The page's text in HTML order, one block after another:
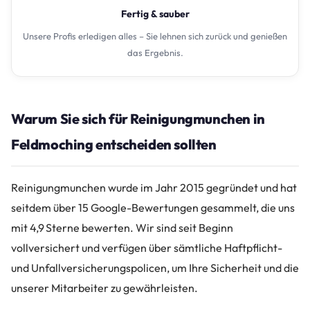
Fertig & sauber
Unsere Profis erledigen alles – Sie lehnen sich zurück und genießen
das Ergebnis.
Warum Sie sich für Reinigungmunchen in
Feldmoching entscheiden sollten
Reinigungmunchen wurde im Jahr 2015 gegründet und hat
seitdem über 15 Google-Bewertungen gesammelt, die uns
mit 4,9 Sterne bewerten. Wir sind seit Beginn
vollversichert und verfügen über sämtliche Haftpflicht-
und Unfallversicherungspolicen, um Ihre Sicherheit und die
unserer Mitarbeiter zu gewährleisten.